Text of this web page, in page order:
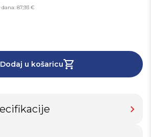
87,93 €
Dodaj u košaricu